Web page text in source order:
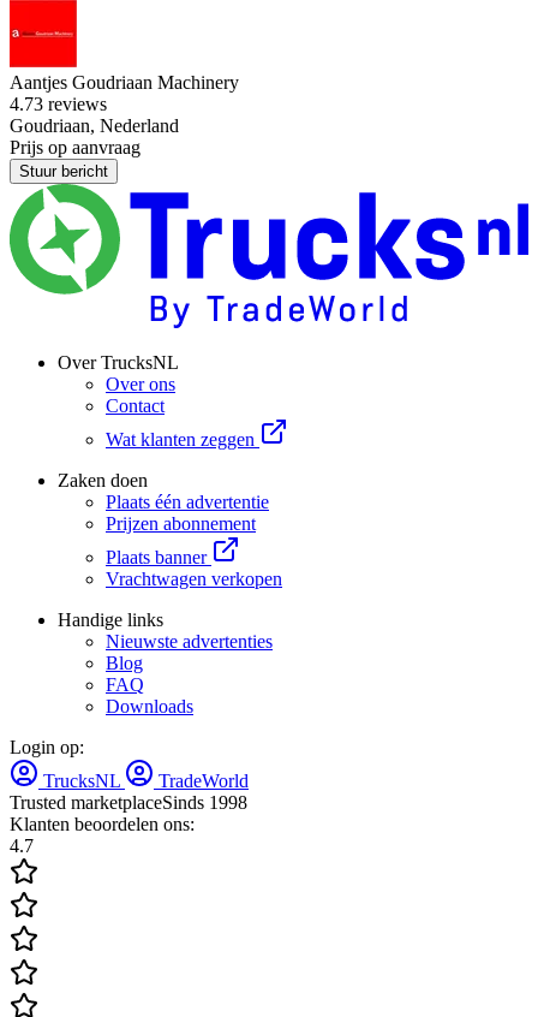
Aantjes Goudriaan Machinery
4.73 reviews
Goudriaan, Nederland
Prijs op aanvraag
Stuur bericht
Over TrucksNL
Over ons
Contact
Wat klanten zeggen
Zaken doen
Plaats één advertentie
Prijzen abonnement
Plaats banner
Vrachtwagen verkopen
Handige links
Nieuwste advertenties
Blog
FAQ
Downloads
Login op:
TrucksNL
TradeWorld
Trusted marketplaceSinds 1998
Klanten beoordelen ons:
4.7